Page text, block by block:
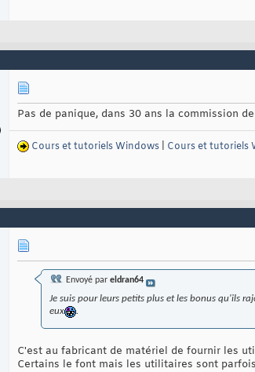
Pas de panique, dans 30 ans la commission
Cours et tutoriels Windows Cours et tutoriels
Envoyé par eldran64
Je suis pour leurs petits plus et les bonus qu'ils
eux
.
C'est au fabricant de matériel de fournir les
Certains le font mais les utilitaires sont